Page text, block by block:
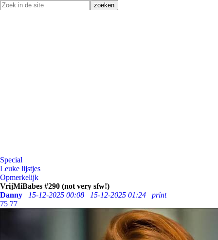
Special
Leuke lijstjes
Opmerkelijk
VrijMiBabes #290 (not very sfw!)
Danny
15-12-2025 00:08 15-12-2025 01:24
print
75 77